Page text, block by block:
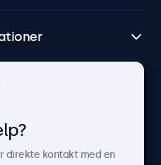
direkte kontakt med en